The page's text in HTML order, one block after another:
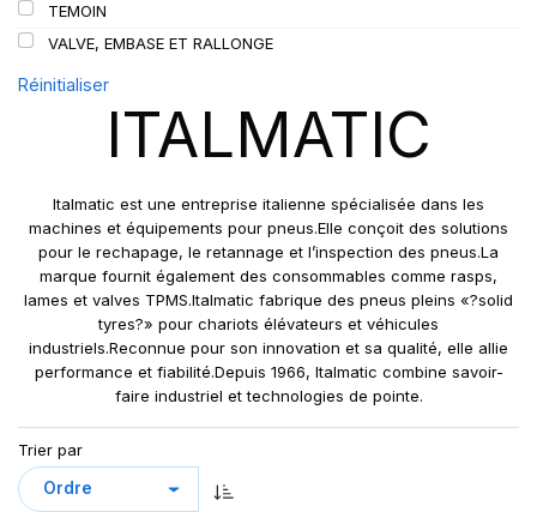
SIOC (23)
(64)
(3)
TEMOIN
VALVE, EMBASE ET RALLONGE
Réinitialiser
ITALMATIC
Italmatic est une entreprise italienne spécialisée dans les
machines et équipements pour pneus.Elle conçoit des solutions
pour le rechapage, le retannage et l’inspection des pneus.La
marque fournit également des consommables comme rasps,
lames et valves TPMS.Italmatic fabrique des pneus pleins «?solid
tyres?» pour chariots élévateurs et véhicules
industriels.Reconnue pour son innovation et sa qualité, elle allie
performance et fiabilité.Depuis 1966, Italmatic combine savoir-
faire industriel et technologies de pointe.
Trier par